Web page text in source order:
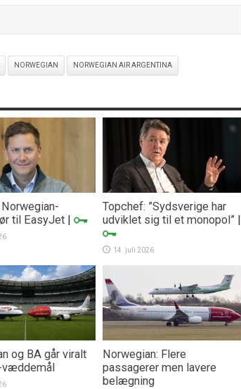
NORWEGIAN NORWEGIAN AIR ARGENTINA
til EasyJet |
Topchef: ”Sydsverige har
udviklet sig til et monopol” |
14. juli 2026
og BA går viralt
væddemål
Norwegian: Flere
passagerer men lavere
belægning